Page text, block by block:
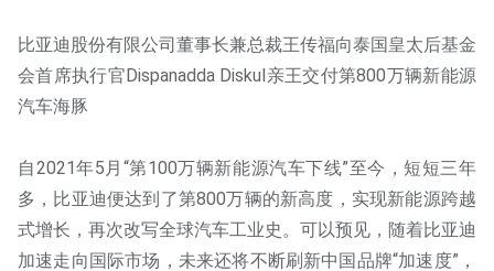
比亚迪股份有限公司董事长兼总裁王传福向泰国皇太后基金
会首席执行官Dispanadda Diskul亲王交付第800万辆新能源
汽车海豚
自2021年5月“第100万辆新能源汽车下线”至今，短短三年
多，比亚迪便达到了第800万辆的新高度，实现新能源跨越
式增长，再次改写全球汽车工业史。可以预见，随着比亚迪
加速走向国际市场，未来还将不断刷新中国品牌“加速度”，